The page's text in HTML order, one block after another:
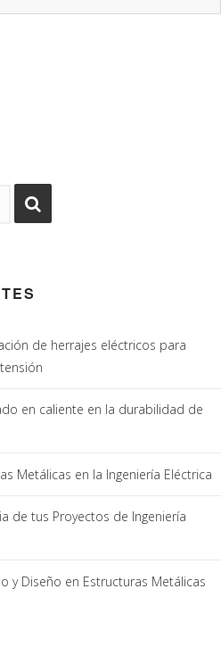
de herrajes eléctricos para
en caliente en la durabilidad de
Metálicas en la Ingeniería Eléctrica
de tus Proyectos de Ingeniería
y Diseño en Estructuras Metálicas